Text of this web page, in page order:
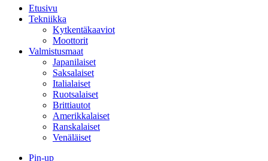
Etusivu
Tekniikka
Kytkentäkaaviot
Moottorit
Valmistusmaat
Japanilaiset
Saksalaiset
Italialaiset
Ruotsalaiset
Brittiautot
Amerikkalaiset
Ranskalaiset
Venäläiset
Pin-up